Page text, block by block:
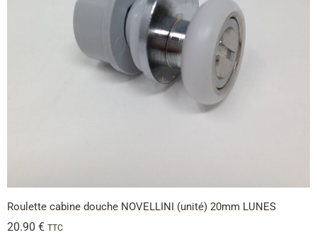
Roulette cabine douche NOVELLINI (unité) 20mm LUNES
20.90 € TTC